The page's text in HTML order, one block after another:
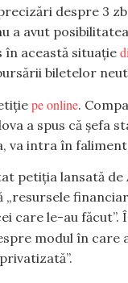
despre 3
a avut
în această situație
biletelor
pe online.
a spus că șefa
va intra în
petiția lansată
care le-au
modul în care